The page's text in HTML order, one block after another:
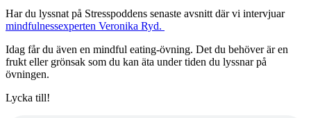
Har du lyssnat på Stresspoddens senaste avsnitt där vi intervjuar
mindfulnessexperten Veronika Ryd.
Idag får du även en mindful eating-övning. Det du behöver är en
frukt eller grönsak som du kan äta under tiden du lyssnar på
övningen.
Lycka till!